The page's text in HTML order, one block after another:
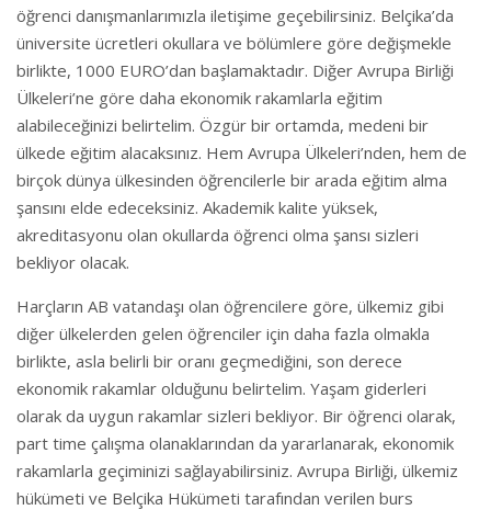
öğrenci danışmanlarımızla iletişime geçebilirsiniz. Belçika’da
üniversite ücretleri okullara ve bölümlere göre değişmekle
birlikte, 1000 EURO’dan başlamaktadır. Diğer Avrupa Birliği
Ülkeleri’ne göre daha ekonomik rakamlarla eğitim
alabileceğinizi belirtelim. Özgür bir ortamda, medeni bir
ülkede eğitim alacaksınız. Hem Avrupa Ülkeleri’nden, hem de
birçok dünya ülkesinden öğrencilerle bir arada eğitim alma
şansını elde edeceksiniz. Akademik kalite yüksek,
akreditasyonu olan okullarda öğrenci olma şansı sizleri
bekliyor olacak.
Harçların AB vatandaşı olan öğrencilere göre, ülkemiz gibi
diğer ülkelerden gelen öğrenciler için daha fazla olmakla
birlikte, asla belirli bir oranı geçmediğini, son derece
ekonomik rakamlar olduğunu belirtelim. Yaşam giderleri
olarak da uygun rakamlar sizleri bekliyor. Bir öğrenci olarak,
part time çalışma olanaklarından da yararlanarak, ekonomik
rakamlarla geçiminizi sağlayabilirsiniz. Avrupa Birliği, ülkemiz
hükümeti ve Belçika Hükümeti tarafından verilen burs